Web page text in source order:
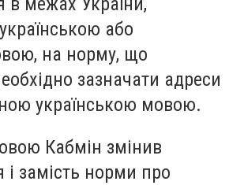
або
на норму, що
зазначати адреси
українською мовою.
Кабмін змінив
замість норми про